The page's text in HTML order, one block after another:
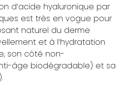
d’acide hyaluronique par
est très en vogue pour
naturel du derme
et à l’hydratation
son côté non-
âge biodégradable) et sa